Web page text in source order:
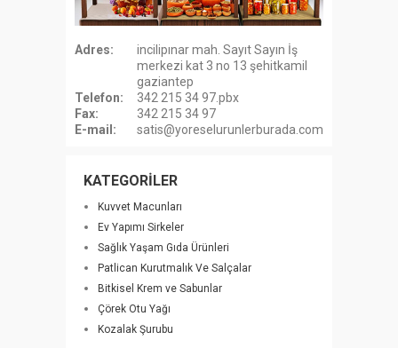
Adres:
incilipınar mah. Sayıt Sayın İş
merkezi kat 3 no 13 şehitkamil
gaziantep
Telefon:
342 215 34 97.pbx
Fax:
342 215 34 97
E-mail:
satis@yoreselurunlerburada.com
KATEGORİLER
Kuvvet Macunları
Ev Yapımı Sirkeler
Sağlık Yaşam Gıda Ürünleri
Patlican Kurutmalık Ve Salçalar
Bitkisel Krem ve Sabunlar
Çörek Otu Yağı
Kozalak Şurubu